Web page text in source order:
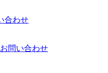
合わせ
問い合わせ